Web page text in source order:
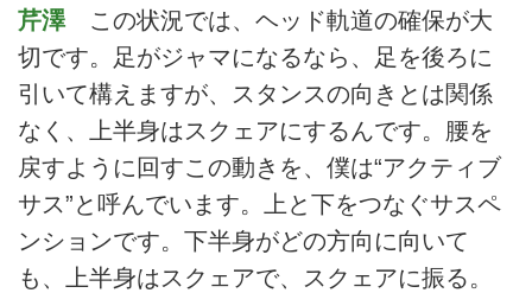
芹澤この状況では、ヘッド軌道の確保が大
切です。足がジャマになるなら、足を後ろに
引いて構えますが、スタンスの向きとは関係
なく、上半身はスクェアにするんです。腰を
戻すように回すこの動きを、僕は“アクティブ
サス”と呼んでいます。上と下をつなぐサスペ
ンションです。下半身がどの方向に向いて
も、上半身はスクェアで、スクェアに振る。